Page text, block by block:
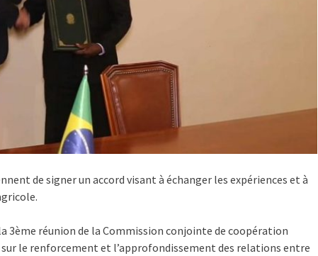
de signer un accord visant à échanger les expériences et à
3ème réunion de la Commission conjointe de coopération
sur le renforcement et l’approfondissement des relations entre